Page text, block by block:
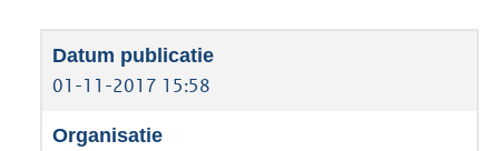
01-11-2017 15:58